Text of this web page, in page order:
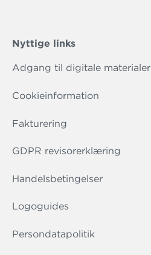
Nyttige links
Adgang til digitale materialer
Cookieinformation
Fakturering
GDPR revisorerklæring
Handelsbetingelser
Logoguides
Persondatapolitik